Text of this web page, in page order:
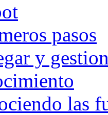
pasos
y
las